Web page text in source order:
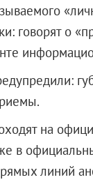
говорят о
на
в
линий